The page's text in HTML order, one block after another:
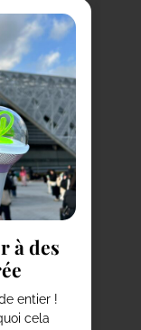
à des
entier !
cela